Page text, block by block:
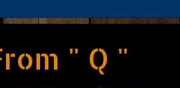
" Q "